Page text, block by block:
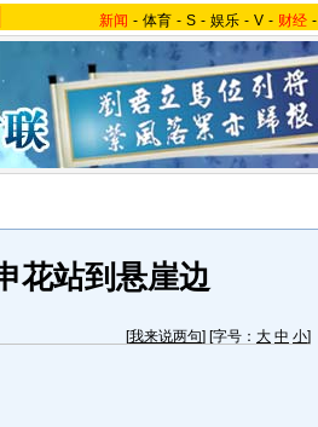
新闻 - 体育 - S - 娱乐 - V - 财经 -
花站到悬崖边
[我来说两句] [字号： 大 中 小]